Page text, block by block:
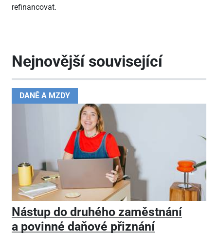
refinancovat.
Nejnovější související
DANĚ A MZDY
Nástup do druhého zaměstnání
a povinné daňové přiznání